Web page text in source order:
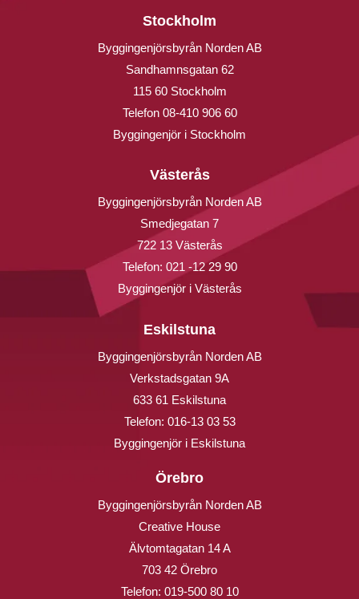
Stockholm
Byggingenjörsbyrån Norden AB
Sandhamnsgatan 62
115 60 Stockholm
Telefon 08-410 906 60
Byggingenjör i Stockholm
Västerås
Byggingenjörsbyrån Norden AB
Smedjegatan 7
722 13 Västerås
Telefon: 021 -12 29 90
Byggingenjör i Västerås
Eskilstuna
Byggingenjörsbyrån Norden AB
Verkstadsgatan 9A
633 61 Eskilstuna
Telefon: 016-13 03 53
Byggingenjör i Eskilstuna
Örebro
Byggingenjörsbyrån Norden AB
Creative House
Älvtomtagatan 14 A
703 42 Örebro
Telefon: 019-500 80 10